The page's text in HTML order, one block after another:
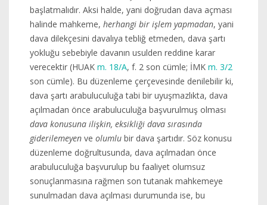
başlatmalıdır. Aksi halde, yani doğrudan dava açması
halinde mahkeme, herhangi bir işlem yapmadan, yani
dava dilekçesini davalıya tebliğ etmeden, dava şartı
yokluğu sebebiyle davanın usulden reddine karar
verecektir (HUAK m. 18/A, f. 2 son cümle; İMK m. 3/2
son cümle). Bu düzenleme çerçevesinde denilebilir ki,
dava şartı arabuluculuğa tabi bir uyuşmazlıkta, dava
açılmadan önce arabuluculuğa başvurulmuş olması
dava konusuna ilişkin, eksikliği dava sırasında
giderilemeyen ve olumlu bir dava şartıdır. Söz konusu
düzenleme doğrultusunda, dava açılmadan önce
arabuluculuğa başvurulup bu faaliyet olumsuz
sonuçlanmasına rağmen son tutanak mahkemeye
sunulmadan dava açılması durumunda ise, bu